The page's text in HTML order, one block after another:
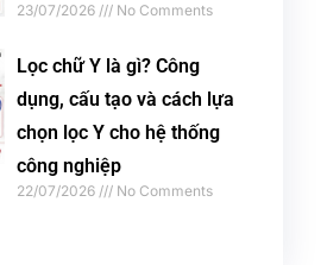
23/07/2026 No Comments
Lọc chữ Y là gì? Công
dụng, cấu tạo và cách lựa
chọn lọc Y cho hệ thống
công nghiệp
22/07/2026 No Comments